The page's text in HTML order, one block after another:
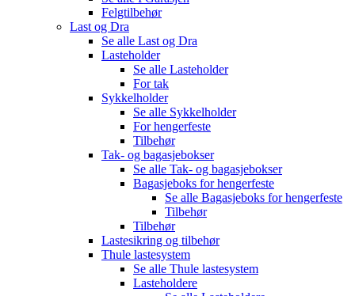
Felgtilbehør
Last og Dra
Se alle Last og Dra
Lasteholder
Se alle Lasteholder
For tak
Sykkelholder
Se alle Sykkelholder
For hengerfeste
Tilbehør
Tak- og bagasjebokser
Se alle Tak- og bagasjebokser
Bagasjeboks for hengerfeste
Se alle Bagasjeboks for hengerfeste
Tilbehør
Tilbehør
Lastesikring og tilbehør
Thule lastesystem
Se alle Thule lastesystem
Lasteholdere